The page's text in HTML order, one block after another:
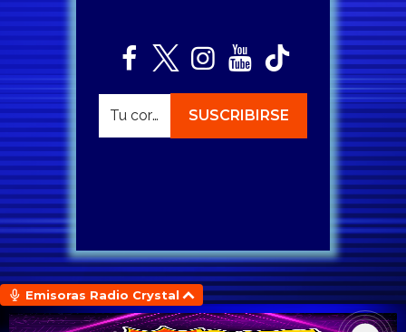
Emisoras Radio Crystal